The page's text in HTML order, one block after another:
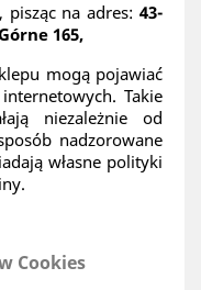
pisząc na adres: 43-
165,
mogą pojawiać
Takie
niezależnie od
nadzorowane
własne polityki
Cookies